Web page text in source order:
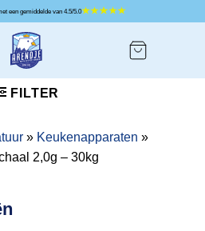
ons met een gemiddelde van 4.5/5.0
FILTER
» Keukenapparaten »
2,0g – 30kg